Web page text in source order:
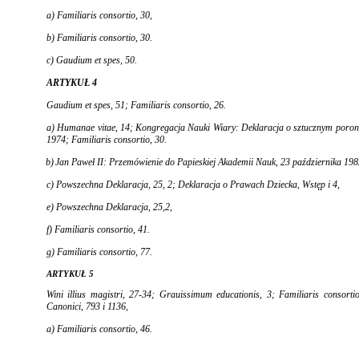
a) Familiaris consortio, 30,
b) Familiaris consortio, 30.
c) Gaudium et spes, 50.
ARTYKUŁ 4
Gaudium et spes, 51; Familiaris consortio, 26.
a)Humanae vitae, 14; Kongregacja Nauki Wiary: De­klaracja o sztucznym
1974; Fami­liaris consortio, 30.
b)Jan Paweł II: Przemówienie do Papieskiej Akademii Nauk, 23 października
c) Powszechna Deklaracja, 25, 2; Deklaracja o Prawach Dziecka, Wstęp i 4,
e) Powszechna Deklaracja, 25,2,
f) Familiaris consortio, 41.
g) Familiaris consortio, 77.
ARTYKUŁ 5
Wini illius magistri,27-34; Grauissimum educationis, 3;Familiaris
Canonici, 793 i 1136,
a) Familiaris consortio, 46.